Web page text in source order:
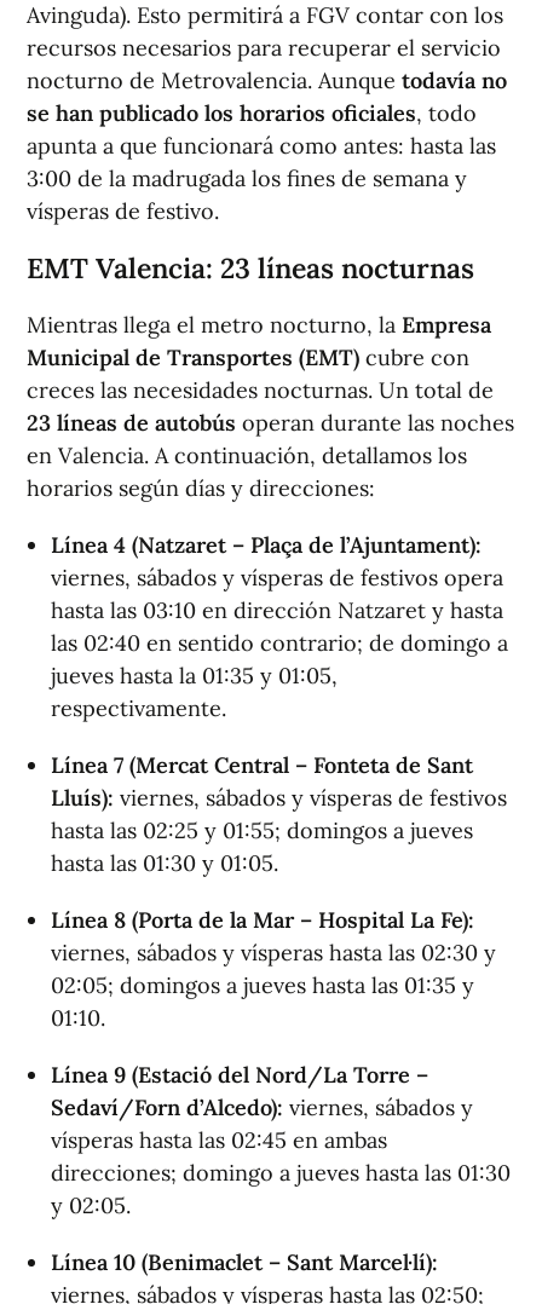
Avinguda). Esto permitirá a FGV contar con los
recursos necesarios para recuperar el servicio
nocturno de Metrovalencia. Aunque todavía no
se han publicado los horarios oficiales, todo
apunta a que funcionará como antes: hasta las
3:00 de la madrugada los fines de semana y
vísperas de festivo.
EMT Valencia: 23 líneas nocturnas
Mientras llega el metro nocturno, la Empresa
Municipal de Transportes (EMT) cubre con
creces las necesidades nocturnas. Un total de
23 líneas de autobús operan durante las noches
en Valencia. A continuación, detallamos los
horarios según días y direcciones:
Línea 4 (Natzaret – Plaça de l’Ajuntament):
viernes, sábados y vísperas de festivos opera
hasta las 03:10 en dirección Natzaret y hasta
las 02:40 en sentido contrario; de domingo a
jueves hasta la 01:35 y 01:05,
respectivamente.
Línea 7 (Mercat Central – Fonteta de Sant
Lluís): viernes, sábados y vísperas de festivos
hasta las 02:25 y 01:55; domingos a jueves
hasta las 01:30 y 01:05.
Línea 8 (Porta de la Mar – Hospital La Fe):
viernes, sábados y vísperas hasta las 02:30 y
02:05; domingos a jueves hasta las 01:35 y
01:10.
Línea 9 (Estació del Nord/La Torre –
Sedaví/Forn d’Alcedo): viernes, sábados y
vísperas hasta las 02:45 en ambas
direcciones; domingo a jueves hasta las 01:30
y 02:05.
Línea 10 (Benimaclet – Sant Marcel·lí):
viernes, sábados y vísperas hasta las 02:50;